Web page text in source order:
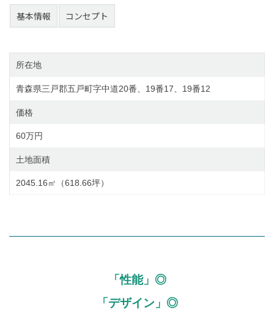
基本情報 コンセプト
所在地
青森県三戸郡五戸町字中道20番、19番17、19番12
価格
60万円
土地面積
2045.16㎡（618.66坪）
「性能」◎
「デザイン」◎